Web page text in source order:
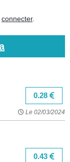
connecter.
0.28
Le 02/03/2024
0.43